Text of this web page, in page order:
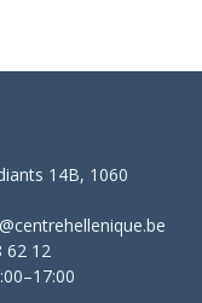
14B, 1060
62 12